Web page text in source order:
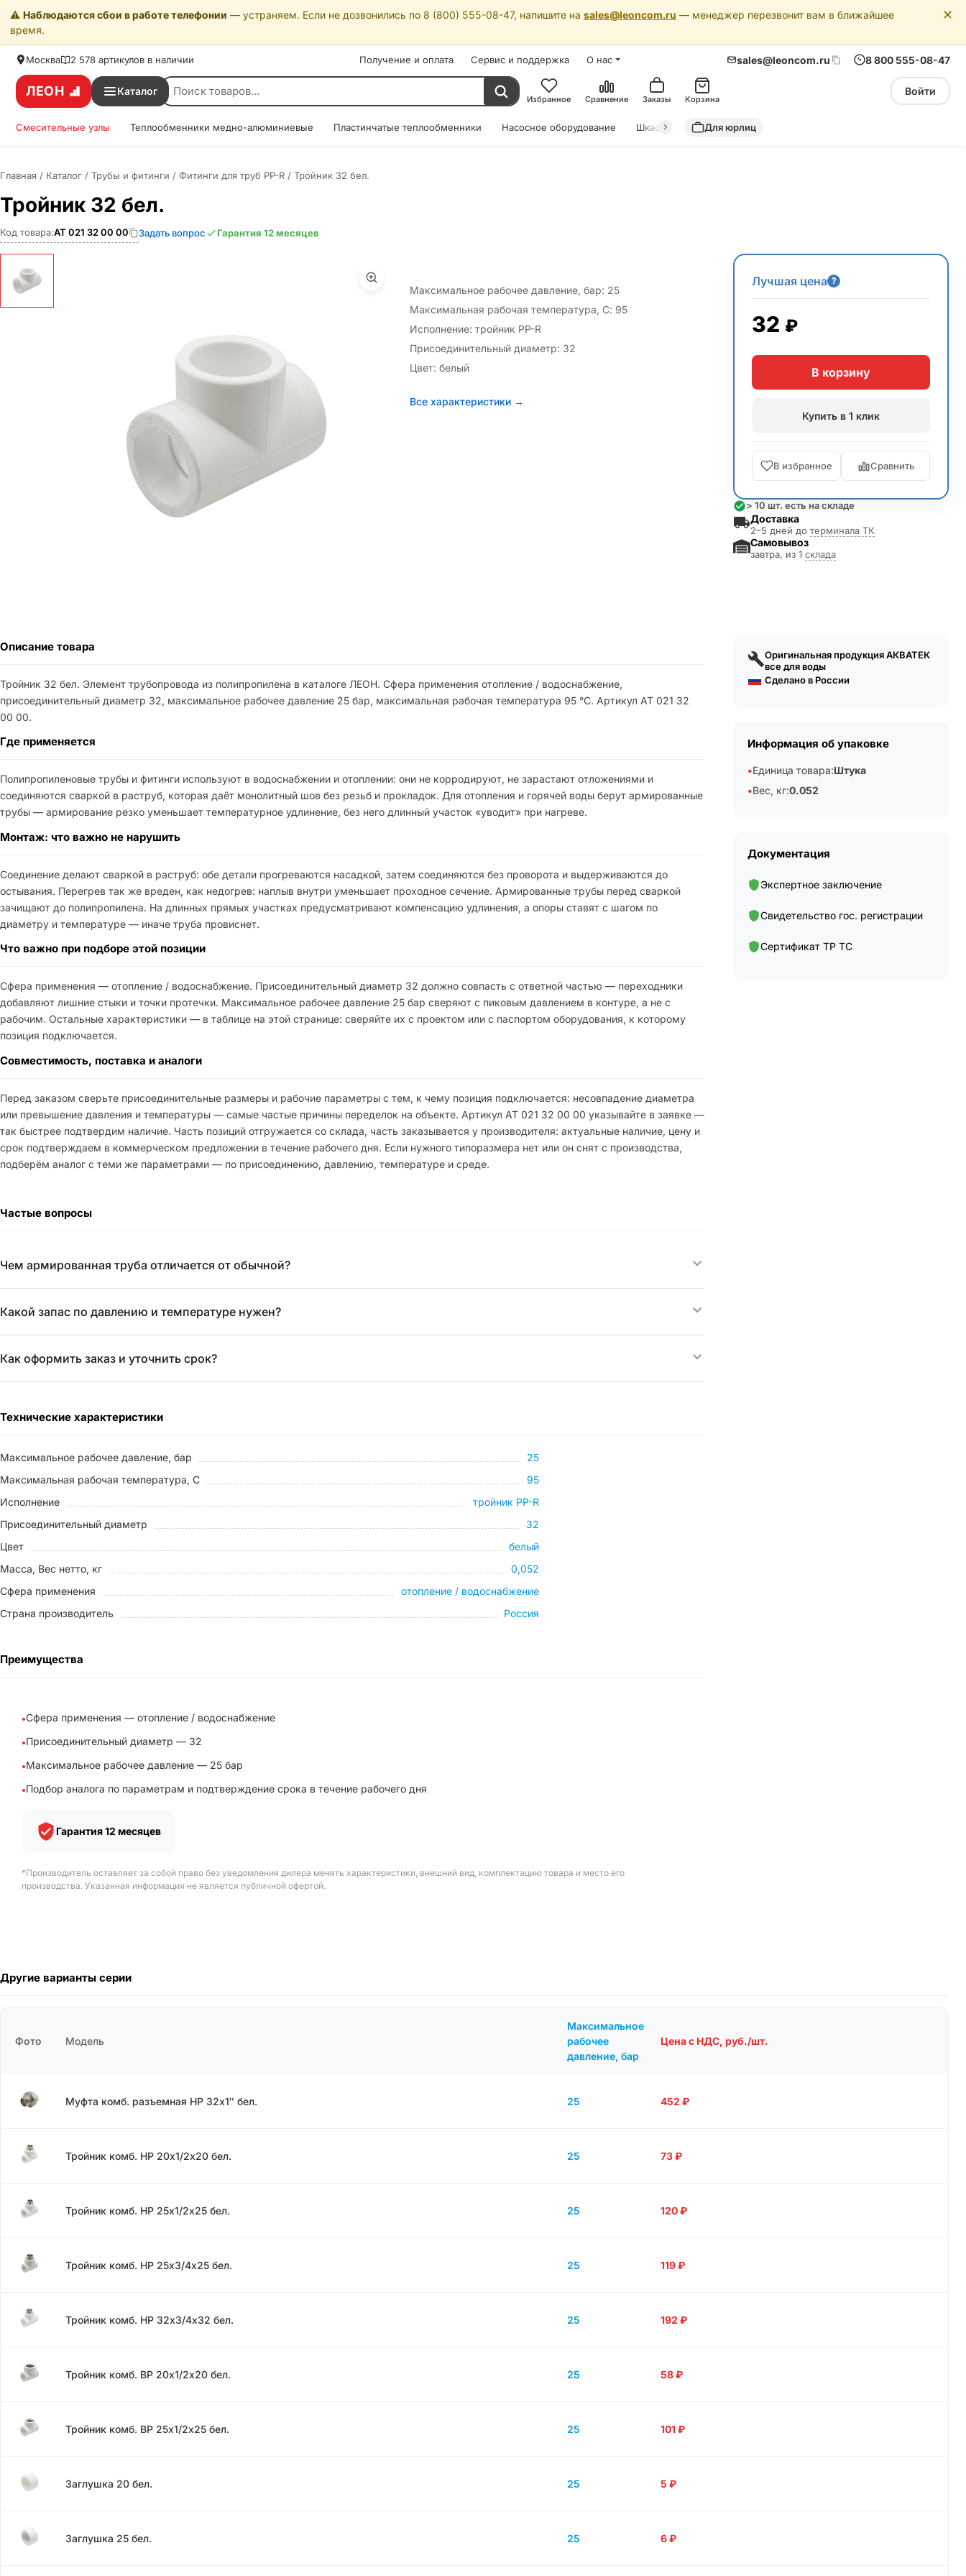
⚠️ Наблюдаются сбои в работе телефонии — устраняем. Если не дозвонились по 8 (800) 555-08-47, напишите на sales@leoncom.ru — менеджер перезвонит вам в ближайшее
время.
✕
Москва 2 578 артикулов в наличии Получение и оплата Сервис и поддержка О нас sales@leoncom.ru 8 800 555-08-47
ЛЕОН Каталог
Избранное Сравнение Заказы Корзина
Войти
Смесительные узлы Теплообменники медно-алюминиевые Пластинчатые теплообменники Насосное оборудование Шкафы автоматики Драйкулеры (сухие охладители)
Для юрлиц
Главная / Каталог / Трубы и фитинги / Фитинги для труб PP-R / Тройник 32 бел.
Тройник 32 бел.
Код товара:АТ 021 32 00 00 Задать вопрос Гарантия 12 месяцев
Максимальное рабочее давление, бар: 25
Максимальная рабочая температура, С: 95
Исполнение: тройник PP-R
Присоединительный диаметр: 32
Цвет: белый
Все характеристики →
Лучшая цена ?
32 ₽
В корзину
Купить в 1 клик
В избранное Сравнить
> 10 шт. есть на складе
Доставка
2–5 дней до терминала ТК
Самовывоз
завтра, из 1 склада
Описание товара
Тройник 32 бел. Элемент трубопровода из полипропилена в каталоге ЛЕОН. Сфера применения отопление / водоснабжение,
присоединительный диаметр 32, максимальное рабочее давление 25 бар, максимальная рабочая температура 95 °C. Артикул АТ 021 32
00 00.
Где применяется
Полипропиленовые трубы и фитинги используют в водоснабжении и отоплении: они не корродируют, не зарастают отложениями и
соединяются сваркой в раструб, которая даёт монолитный шов без резьб и прокладок. Для отопления и горячей воды берут армированные
трубы — армирование резко уменьшает температурное удлинение, без него длинный участок «уводит» при нагреве.
Монтаж: что важно не нарушить
Соединение делают сваркой в раструб: обе детали прогреваются насадкой, затем соединяются без проворота и выдерживаются до
остывания. Перегрев так же вреден, как недогрев: наплыв внутри уменьшает проходное сечение. Армированные трубы перед сваркой
зачищают до полипропилена. На длинных прямых участках предусматривают компенсацию удлинения, а опоры ставят с шагом по
диаметру и температуре — иначе труба провиснет.
Что важно при подборе этой позиции
Сфера применения — отопление / водоснабжение. Присоединительный диаметр 32 должно совпасть с ответной частью — переходники
добавляют лишние стыки и точки протечки. Максимальное рабочее давление 25 бар сверяют с пиковым давлением в контуре, а не с
рабочим. Остальные характеристики — в таблице на этой странице: сверяйте их с проектом или с паспортом оборудования, к которому
позиция подключается.
Совместимость, поставка и аналоги
Перед заказом сверьте присоединительные размеры и рабочие параметры с тем, к чему позиция подключается: несовпадение диаметра
или превышение давления и температуры — самые частые причины переделок на объекте. Артикул АТ 021 32 00 00 указывайте в заявке —
так быстрее подтвердим наличие. Часть позиций отгружается со склада, часть заказывается у производителя: актуальные наличие, цену и
срок подтверждаем в коммерческом предложении в течение рабочего дня. Если нужного типоразмера нет или он снят с производства,
подберём аналог с теми же параметрами — по присоединению, давлению, температуре и среде.
Частые вопросы
Чем армированная труба отличается от обычной?
Какой запас по давлению и температуре нужен?
Как оформить заказ и уточнить срок?
Технические характеристики
Максимальное рабочее давление, бар
25
Максимальная рабочая температура, С
95
Исполнение
тройник PP-R
Присоединительный диаметр
32
Цвет
белый
Масса, Вес нетто, кг
0,052
Сфера применения
отопление / водоснабжение
Страна производитель
Россия
Преимущества
Сфера применения — отопление / водоснабжение
Присоединительный диаметр — 32
Максимальное рабочее давление — 25 бар
Подбор аналога по параметрам и подтверждение срока в течение рабочего дня
Гарантия 12 месяцев
*Производитель оставляет за собой право без уведомления дилера менять характеристики, внешний вид, комплектацию товара и место его
производства. Указанная информация не является публичной офертой.
Оригинальная продукция АКВАТЕК
все для воды
Сделано в России
Информация об упаковке
Единица товара:Штука
Вес, кг:0.052
Документация
Экспертное заключение
Свидетельство гос. регистрации
Сертификат ТР ТС
Другие варианты серии
Фото Модель
Максимальное
рабочее
давление, бар
Цена с НДС, руб./шт.
Муфта комб. разъемная НР 32х1″ бел. 25 452 ₽
Тройник комб. НР 20х1/2х20 бел. 25 73₽
Тройник комб. НР 25х1/2х25 бел. 25 120₽
Тройник комб. НР 25х3/4х25 бел. 25 119₽
Тройник комб. НР 32х3/4х32 бел. 25 192 ₽
Тройник комб. ВР 20х1/2х20 бел. 25 58₽
Тройник комб. ВР 25х1/2х25 бел. 25 101₽
Заглушка 20 бел. 25 5 ₽
Заглушка 25 бел. 25 6₽